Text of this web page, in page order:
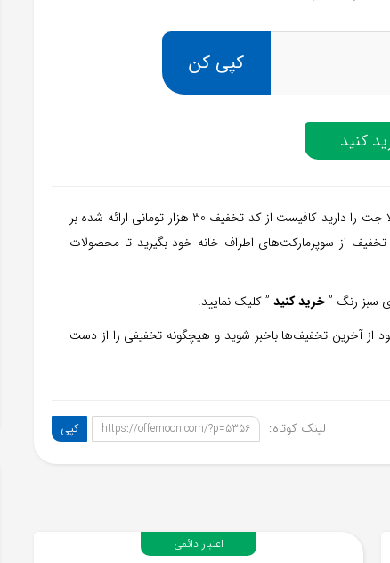
کپی کن
کنید
هم اکنون اگر برای بار اول قصد سفارش از سامانه دیجی کالا جت را دارید کافیست از کد تخفیف 30 هزار تومانی ارائه شده بر
کنید و تخفیف از سوپرمارکت‌های اطراف خانه خود بگیرید تا محصولات
خرید کنید ” کلیک نمایید.
از آخرین تخفیف‌ها باخبر شوید و هیچگونه تخفیفی را از دست
لینک کوتاه: https://offemoon.com/?p=5356 کپی
اعتبار دائمی